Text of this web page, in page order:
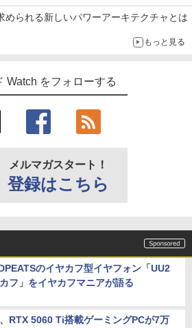
められる新しいパワーアーキテクチャとは
もっと見る
Watch をフォローする
メルマガスタート！
登録はこちら
のイヤカフ型イヤフォン「UU2
フ」をイヤカフマニアが語る
RTX 5060 Ti搭載ゲーミングPCが7万